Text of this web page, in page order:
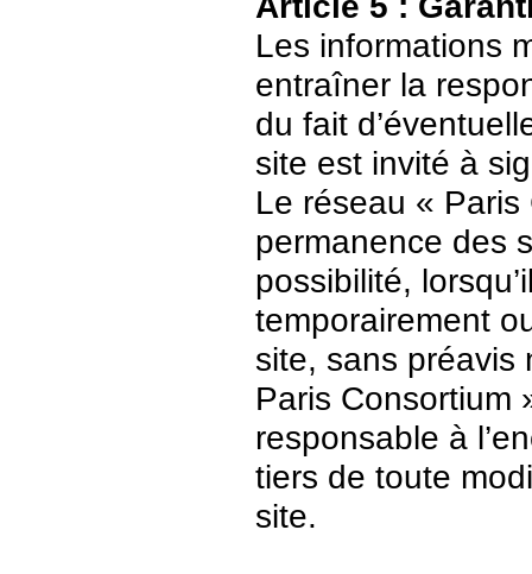
Les informations
entraîner la
du fait
site est invité à
Le réseau «
permanence des
possibilité,
temporairement
site, sans préavis
Paris Consortium
responsable à
tiers de toute
site.